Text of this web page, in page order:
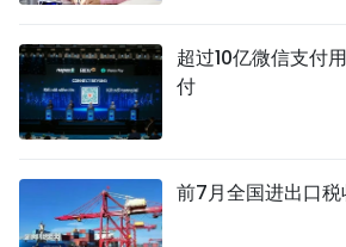
超过10亿微信支付
付
前7月全国进出口